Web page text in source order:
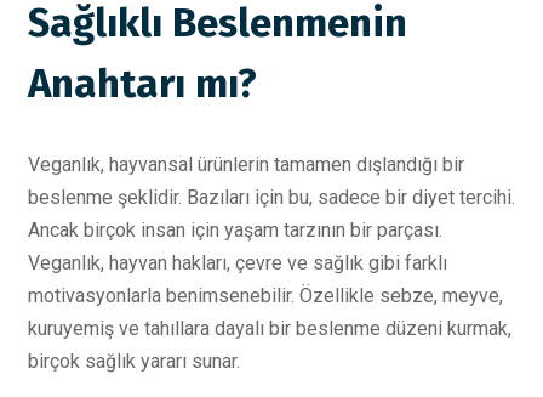
Sağlıklı Beslenmenin
Anahtarı mı?
Veganlık, hayvansal ürünlerin tamamen dışlandığı bir
beslenme şeklidir. Bazıları için bu, sadece bir diyet tercihi.
Ancak birçok insan için yaşam tarzının bir parçası.
Veganlık, hayvan hakları, çevre ve sağlık gibi farklı
motivasyonlarla benimsenebilir. Özellikle sebze, meyve,
kuruyemiş ve tahıllara dayalı bir beslenme düzeni kurmak,
birçok sağlık yararı sunar.